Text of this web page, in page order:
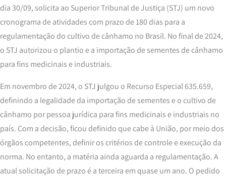
dia 30/09, solicita ao Superior Tribunal de Justiça (STJ) um novo
cronograma de atividades com prazo de 180 dias para a
regulamentação do cultivo de cânhamo no Brasil. No final de 2024,
o STJ autorizou o plantio e a importação de sementes de cânhamo
para fins medicinais e industriais.
Em novembro de 2024, o STJ julgou o Recurso Especial 635.659,
definindo a legalidade da importação de sementes e o cultivo de
cânhamo por pessoa jurídica para fins medicinais e industriais no
país. Com a decisão, ficou definido que cabe à União, por meio dos
órgãos competentes, definir os critérios de controle e execução da
norma. No entanto, a matéria ainda aguarda a regulamentação. A
atual solicitação de prazo é a terceira em quase um ano. O pedido